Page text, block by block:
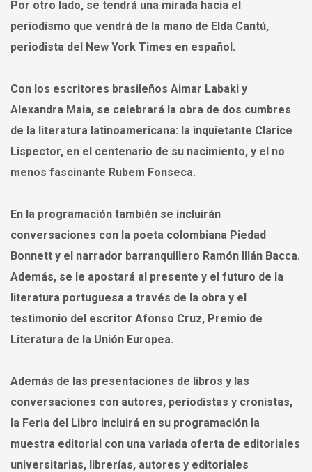
Por otro lado, se tendrá una mirada hacia el
periodismo que vendrá de la mano de Elda Cantú,
periodista del New York Times en español.
Con los escritores brasileños Aimar Labaki y
Alexandra Maia, se celebrará la obra de dos cumbres
de la literatura latinoamericana: la inquietante Clarice
Lispector, en el centenario de su nacimiento, y el no
menos fascinante Rubem Fonseca.
En la programación también se incluirán
conversaciones con la poeta colombiana Piedad
Bonnett y el narrador barranquillero Ramón Illán Bacca.
Además, se le apostará al presente y el futuro de la
literatura portuguesa a través de la obra y el
testimonio del escritor Afonso Cruz, Premio de
Literatura de la Unión Europea.
Además de las presentaciones de libros y las
conversaciones con autores, periodistas y cronistas,
la Feria del Libro incluirá en su programación la
muestra editorial con una variada oferta de editoriales
universitarias, librerías, autores y editoriales